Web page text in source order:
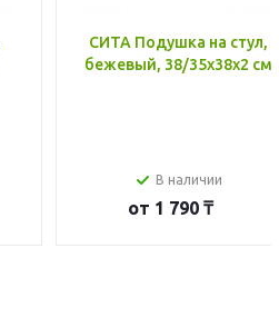
СИТА Подушка на стул,
бежевый, 38/35x38x2 см
В наличии
от 1 790 ₸